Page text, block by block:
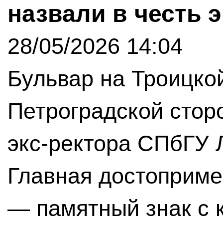
назвали в честь
28/05/2026 14:04
Бульвар на
Петроградской
экс-ректора
Главная
— памятный знак с